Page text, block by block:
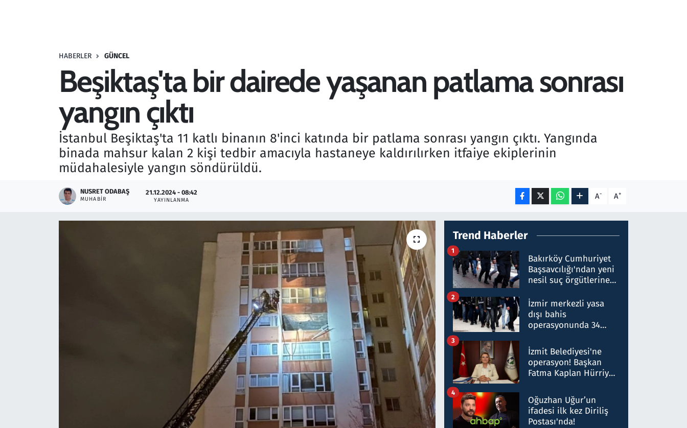
HABERLER GÜNCEL
Beşiktaş'ta bir dairede yaşanan patlama sonrası
yangın çıktı
İstanbul Beşiktaş'ta 11 katlı binanın 8'inci katında bir patlama sonrası yangın çıktı. Yangında
binada mahsur kalan 2 kişi tedbir amacıyla hastaneye kaldırılırken itfaiye ekiplerinin
müdahalesiyle yangın söndürüldü.
NUSRET ODABAŞ
MUHABIR
21.12.2024 - 08:42
YAYINLANMA A- A+
Trend Haberler
Bakırköy Cumhuriyet
Başsavcılığı'ndan yeni
nesil suç örgütlerine
hakkında gözaltı kararı
1
İzmir merkezli yasa
dışı bahis
operasyonunda 34
Milyar liralık para
trafiği tespit edildi
2
İzmit Belediyesi'ne
operasyon! Başkan
Fatma Kaplan Hürriyet
3
Oğuzhan Uğur’un
ifadesi ilk kez Diriliş
Postası'nda!
4
Seçim 2023
Televizyon